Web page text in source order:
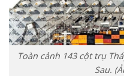
Toàn cảnh 143 cột trụ
Sau.